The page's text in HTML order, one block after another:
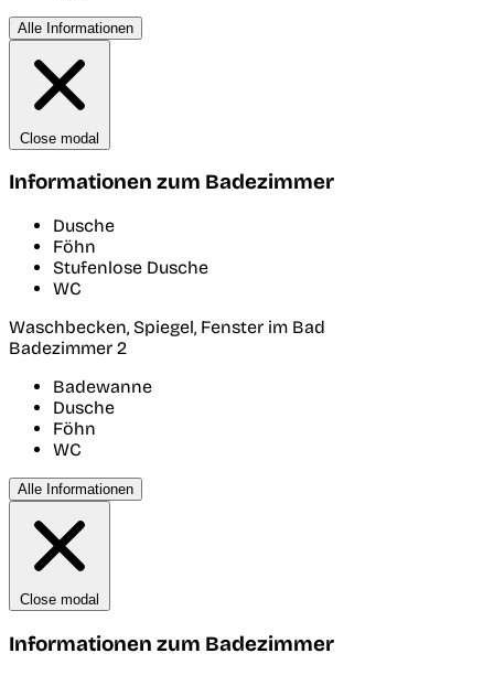
Alle Informationen
Close modal
Informationen zum Badezimmer
Dusche
Föhn
Stufenlose Dusche
WC
Waschbecken, Spiegel, Fenster im Bad
Badezimmer 2
Badewanne
Dusche
Föhn
WC
Alle Informationen
Close modal
Informationen zum Badezimmer